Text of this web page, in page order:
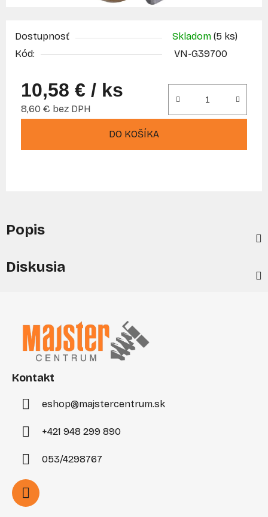
Dostupnosť Skladom (5 ks)
Kód:
VN-G39700
10,58 € / ks
8,60 € bez DPH
DO KOŠÍKA
Popis
Diskusia
Kontakt
eshop@majstercentrum.sk
+421 948 299 890
053/4298767